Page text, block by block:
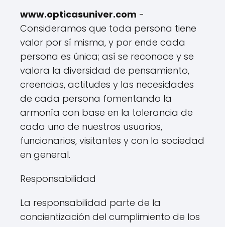
www.opticasuniver.com -
Consideramos que toda persona tiene
valor por sí misma, y por ende cada
persona es única; así se reconoce y se
valora la diversidad de pensamiento,
creencias, actitudes y las necesidades
de cada persona fomentando la
armonía con base en la tolerancia de
cada uno de nuestros usuarios,
funcionarios, visitantes y con la sociedad
en general.
Responsabilidad
La responsabilidad parte de la
concientización del cumplimiento de los